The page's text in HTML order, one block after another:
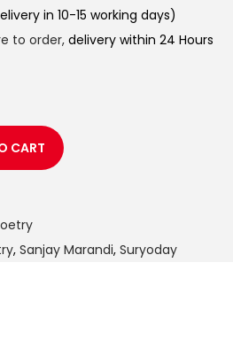
in 10-15 working days)
to order, delivery within 24 Hours
CART
, Sanjay Marandi, Suryoday